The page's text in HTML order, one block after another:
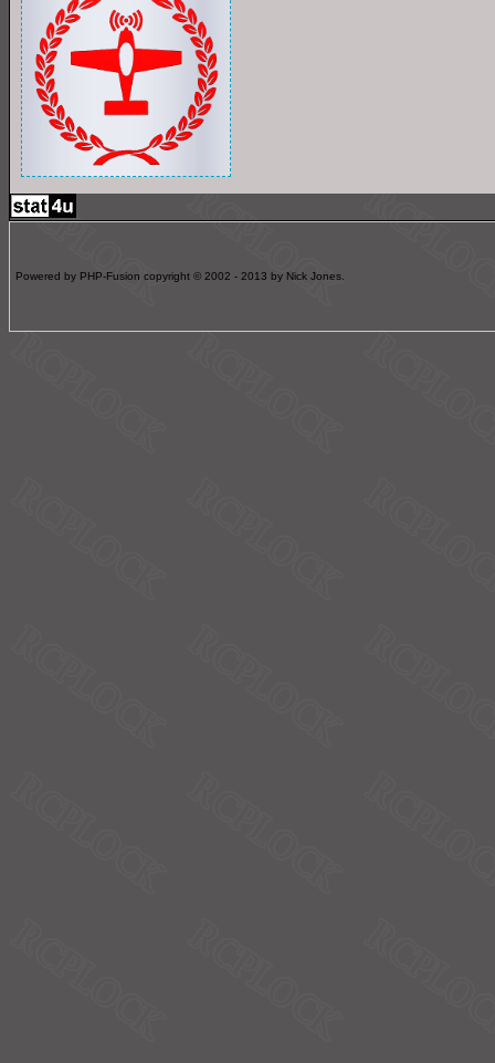
Powered by PHP-Fusion copyright © 2002 - 2013 by Nick Jones.